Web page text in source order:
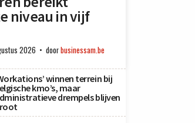
niveau in vijf
2026 doorbusinessam.be
winnen terrein bij
kmo’s, maar
drempels blijven